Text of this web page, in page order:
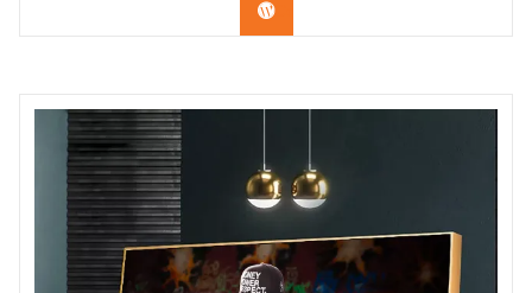
Confira os modelos